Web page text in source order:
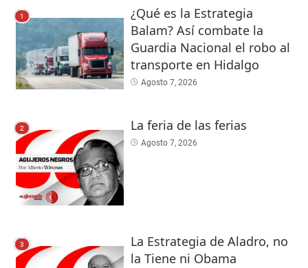
1
¿Qué es la Estrategia
Balam? Así combate la
Guardia Nacional el robo al
transporte en Hidalgo
Agosto 7, 2026
2 La feria de las ferias
Agosto 7, 2026
3
La Estrategia de Aladro, no
la Tiene ni Obama